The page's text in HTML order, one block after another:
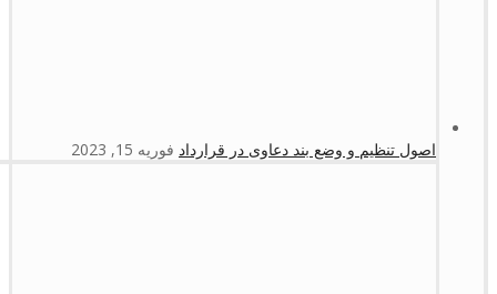
اصول تنظیم و وضع بند دعاوی در قرارداد فوریه 15, 2023